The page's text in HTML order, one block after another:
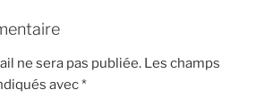
ne sera pas publiée. Les champs
avec*